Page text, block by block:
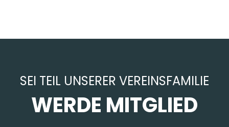
SEI TEIL UNSERER VEREINSFAMILIE
WERDE MITGLIED